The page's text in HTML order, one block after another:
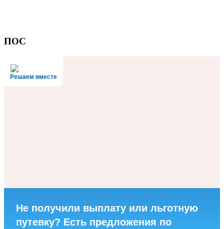
ПОС
Решаем вместе
Не получили выплату или льготную
путевку? Есть предложения по